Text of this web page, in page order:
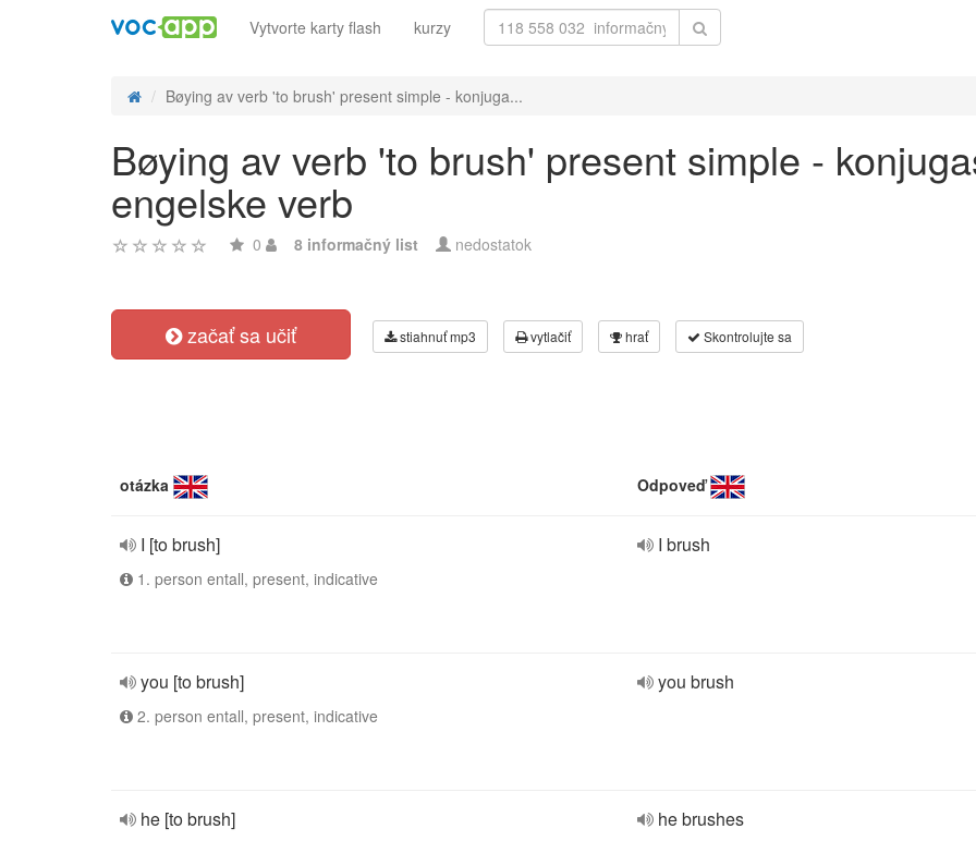
Vytvorte karty flash kurzy
Bøying av verb 'to brush' present simple - konjuga...
Bøying av verb 'to brush' present simple -
engelske verb
0 8 informačný list nedostatok
začať sa učiť stiahnuť mp3 vytlačiť hrať Skontrolujte sa
otázka Odpoveď
I [to brush]
1. person entall, present, indicative
I brush
you [to brush]
2. person entall, present, indicative
you brush
he [to brush] he brushes